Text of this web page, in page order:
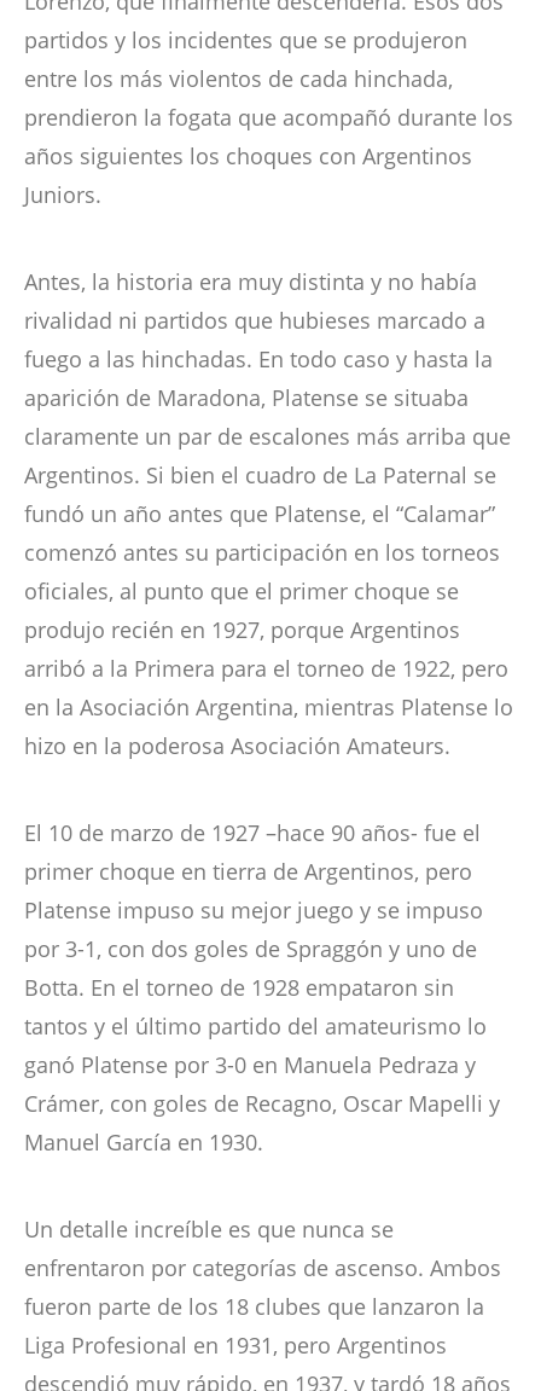
partidos y los incidentes que se produjeron
entre los más violentos de cada hinchada,
prendieron la fogata que acompañó durante los
años siguientes los choques con Argentinos
Juniors.
Antes, la historia era muy distinta y no había
rivalidad ni partidos que hubieses marcado a
fuego a las hinchadas. En todo caso y hasta la
aparición de Maradona, Platense se situaba
claramente un par de escalones más arriba que
Argentinos. Si bien el cuadro de La Paternal se
fundó un año antes que Platense, el “Calamar”
comenzó antes su participación en los torneos
oficiales, al punto que el primer choque se
produjo recién en 1927, porque Argentinos
arribó a la Primera para el torneo de 1922, pero
en la Asociación Argentina, mientras Platense lo
hizo en la poderosa Asociación Amateurs.
El 10 de marzo de 1927 –hace 90 años- fue el
primer choque en tierra de Argentinos, pero
Platense impuso su mejor juego y se impuso
por 3-1, con dos goles de Spraggón y uno de
Botta. En el torneo de 1928 empataron sin
tantos y el último partido del amateurismo lo
ganó Platense por 3-0 en Manuela Pedraza y
Crámer, con goles de Recagno, Oscar Mapelli y
Manuel García en 1930.
Un detalle increíble es que nunca se
enfrentaron por categorías de ascenso. Ambos
fueron parte de los 18 clubes que lanzaron la
Liga Profesional en 1931, pero Argentinos
descendió muy rápido, en 1937, y tardó 18 años